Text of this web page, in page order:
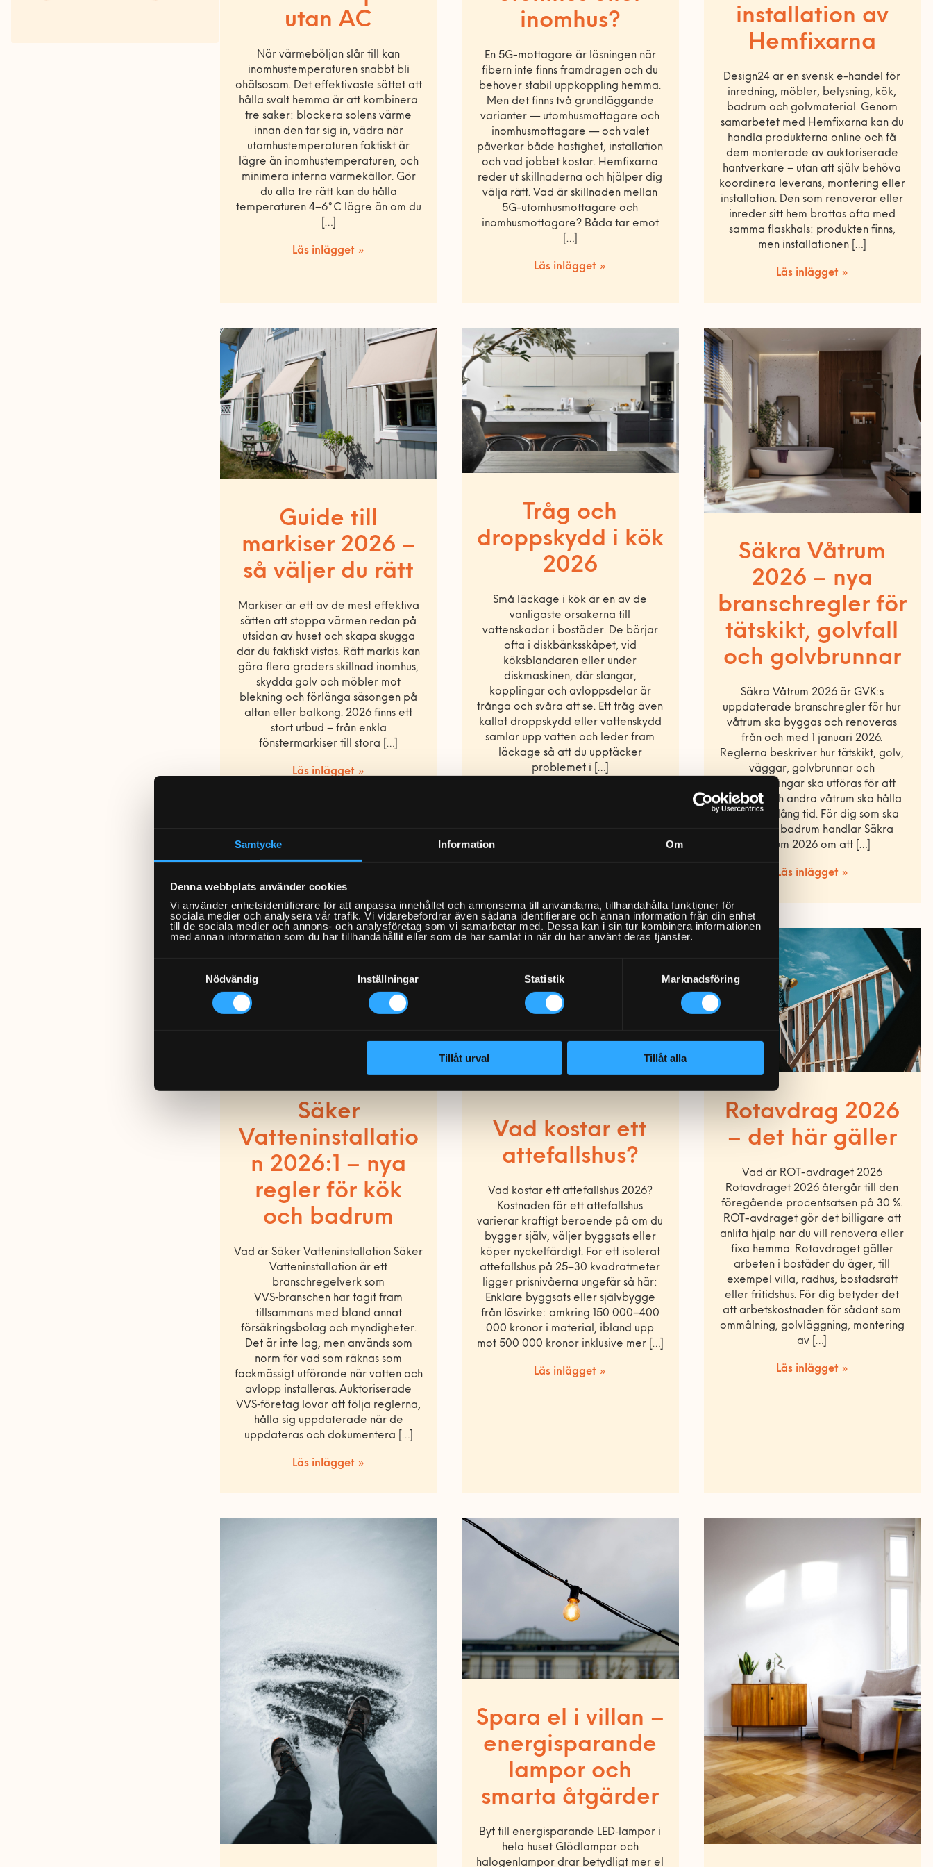
Samtycke Information Om
Denna webbplats använder cookies
Vi använder enhetsidentifierare för att anpassa innehållet och annonserna till användarna, tillhandahålla funktioner för
sociala medier och analysera vår trafik. Vi vidarebefordrar även sådana identifierare och annan information från din enhet
till de sociala medier och annons- och analysföretag som vi samarbetar med. Dessa kan i sin tur kombinera informationen
med annan information som du har tillhandahållit eller som de har samlat in när du har använt deras tjänster.
Nödvändig
Inställningar Statistik Marknadsföring
Tillåt urval Tillåt alla
utan AC
När värmeböljan slår till kan
inomhustemperaturen snabbt bli
ohälsosam. Det effektivaste sättet att
hålla svalt hemma är att kombinera
tre saker: blockera solens värme
innan den tar sig in, vädra när
utomhustemperaturen faktiskt är
lägre än inomhustemperaturen, och
minimera interna värmekällor. Gör
du alla tre rätt kan du hålla
temperaturen 4–6°C lägre än om du
[…]
Läs inlägget »
inomhus?
En 5G-mottagare är lösningen när
fibern inte finns framdragen och du
behöver stabil uppkoppling hemma.
Men det finns två grundläggande
varianter — utomhusmottagare och
inomhusmottagare — och valet
påverkar både hastighet, installation
och vad jobbet kostar. Hemfixarna
reder ut skillnaderna och hjälper dig
välja rätt. Vad är skillnaden mellan
5G-utomhusmottagare och
inomhusmottagare? Båda tar emot
[…]
Läs inlägget »
installation av
Hemfixarna
Design24 är en svensk e-handel för
inredning, möbler, belysning, kök,
badrum och golvmaterial. Genom
samarbetet med Hemfixarna kan du
handla produkterna online och få
dem monterade av auktoriserade
hantverkare – utan att själv behöva
koordinera leverans, montering eller
installation. Den som renoverar eller
inreder sitt hem brottas ofta med
samma flaskhals: produkten finns,
men installationen […]
Läs inlägget »
Guide till
markiser 2026 –
så väljer du rätt
Markiser är ett av de mest effektiva
sätten att stoppa värmen redan på
utsidan av huset och skapa skugga
där du faktiskt vistas. Rätt markis kan
göra flera graders skillnad inomhus,
skydda golv och möbler mot
blekning och förlänga säsongen på
altan eller balkong. 2026 finns ett
stort utbud – från enkla
fönstermarkiser till stora […]
Läs inlägget »
Tråg och
droppskydd i kök
2026
Små läckage i kök är en av de
vanligaste orsakerna till
vattenskador i bostäder. De börjar
ofta i diskbänksskåpet, vid
köksblandaren eller under
diskmaskinen, där slangar,
kopplingar och avloppsdelar är
trånga och svåra att se. Ett tråg även
kallat droppskydd eller vattenskydd
samlar upp vatten och leder fram
läckage så att du upptäcker
problemet i […]
Säkra Våtrum
2026 – nya
branschregler för
tätskikt, golvfall
och golvbrunnar
Säkra Våtrum 2026 är GVK:s
uppdaterade branschregler för hur
våtrum ska byggas och renoveras
från och med 1 januari 2026.
Reglerna beskriver hur tätskikt, golv,
väggar, golvbrunnar och
genomföringar ska utföras för att
badrum och andra våtrum ska hålla
tätt under lång tid. För dig som ska
renovera badrum handlar Säkra
Våtrum 2026 om att […]
Läs inlägget »
Säker
Vatteninstallatio
n 2026:1 – nya
regler för kök
och badrum
Vad är Säker Vatteninstallation Säker
Vatteninstallation är ett
branschregelverk som
VVS‑branschen har tagit fram
tillsammans med bland annat
försäkringsbolag och myndigheter.
Det är inte lag, men används som
norm för vad som räknas som
fackmässigt utförande när vatten och
avlopp installeras. Auktoriserade
VVS‑företag lovar att följa reglerna,
hålla sig uppdaterade när de
uppdateras och dokumentera […]
Läs inlägget »
Vad kostar ett
attefallshus?
Vad kostar ett attefallshus 2026?
Kostnaden för ett attefallshus
varierar kraftigt beroende på om du
bygger själv, väljer byggsats eller
köper nyckelfärdigt. För ett isolerat
attefallshus på 25–30 kvadratmeter
ligger prisnivåerna ungefär så här:
Enklare byggsats eller självbygge
från lösvirke: omkring 150 000–400
000 kronor i material, ibland upp
mot 500 000 kronor inklusive mer […]
Läs inlägget »
Rotavdrag 2026
– det här gäller
Vad är ROT-avdraget 2026
Rotavdraget 2026 återgår till den
föregående procentsatsen på 30 %.
ROT-avdraget gör det billigare att
anlita hjälp när du vill renovera eller
fixa hemma. Rotavdraget gäller
arbeten i bostäder du äger, till
exempel villa, radhus, bostadsrätt
eller fritidshus. För dig betyder det
att arbetskostnaden för sådant som
ommålning, golvläggning, montering
av […]
Läs inlägget »
Spara el i villan –
energisparande
lampor och
smarta åtgärder
Byt till energisparande LED‑lampor i
hela huset Glödlampor och
halogenlampor drar betydligt mer el